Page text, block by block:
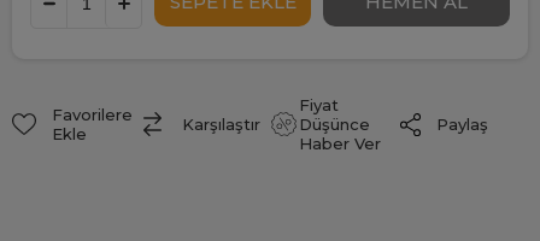
Favorilere
Ekle
Karşılaştır
Fiyat
Düşünce
Haber Ver
Paylaş